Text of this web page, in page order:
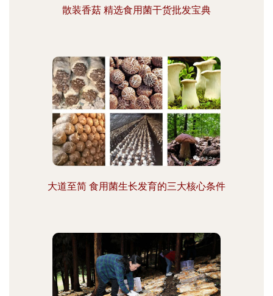
散装香菇 精选食用菌干货批发宝典
大道至简 食用菌生长发育的三大核心条件